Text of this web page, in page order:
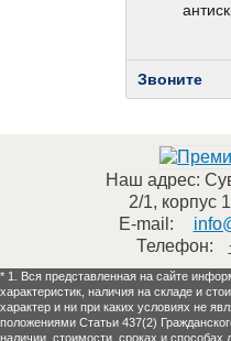
Звоните
Наш адрес:
2/1, корпус 1
E-mail:
Телефон:
* 1. Вся представленная на сайте
характеристик, наличия на складе и
характер и ни при каких условиях не
положениями Статьи 437(2)
наличии, стоимости, сроках и